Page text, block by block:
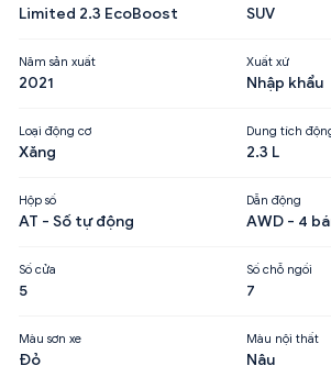
Limited 2.3 EcoBoost SUV
Năm sản xuất
2021
Xuất xứ
Nhập khẩu
Loại động cơ
Xăng
Dung tích
2.3 L
Hộp số
AT - Số tự động
Dẫn động
AWD - 4
Số cửa
5
Số chỗ ngồi
7
Màu sơn xe
Đỏ
Màu nội thất
Nâu